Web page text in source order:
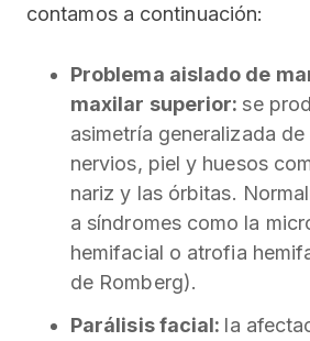
contamos a continuación:
Problema aislado de
maxilar superior: se
asimetría generalizada
nervios, piel y huesos
nariz y las órbitas.
a síndromes como la
hemifacial o atrofia
de Romberg).
Parálisis facial: la